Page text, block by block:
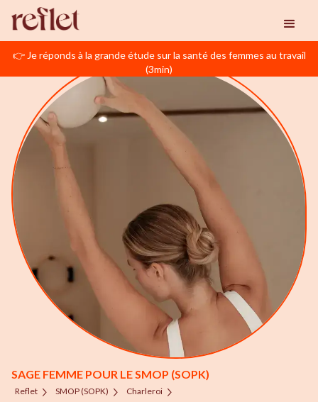
👉 Je réponds à la grande étude sur la santé des femmes au travail
(3min)
SAGE FEMME POUR LE SMOP (SOPK)
Reflet SMOP (SOPK)
Charleroi